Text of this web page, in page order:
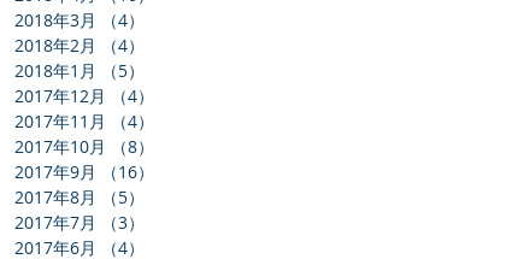
2018年3月
（4）
2018年2月
（4）
2018年1月
（5）
2017年12月
（4）
2017年11月
（4）
2017年10月
（8）
2017年9月
（16）
2017年8月
（5）
2017年7月
（3）
2017年6月
（4）